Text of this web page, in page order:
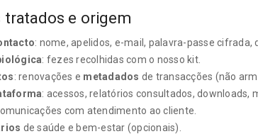
tratados e origem
: nome, apelidos, e-mail, palavra-passe
: fezes recolhidas com o nosso kit.
: renovações e metadados de transacções (não
: acessos, relatórios consultados, downloads,
com atendimento ao cliente.
de saúde e bem-estar (opcionais).